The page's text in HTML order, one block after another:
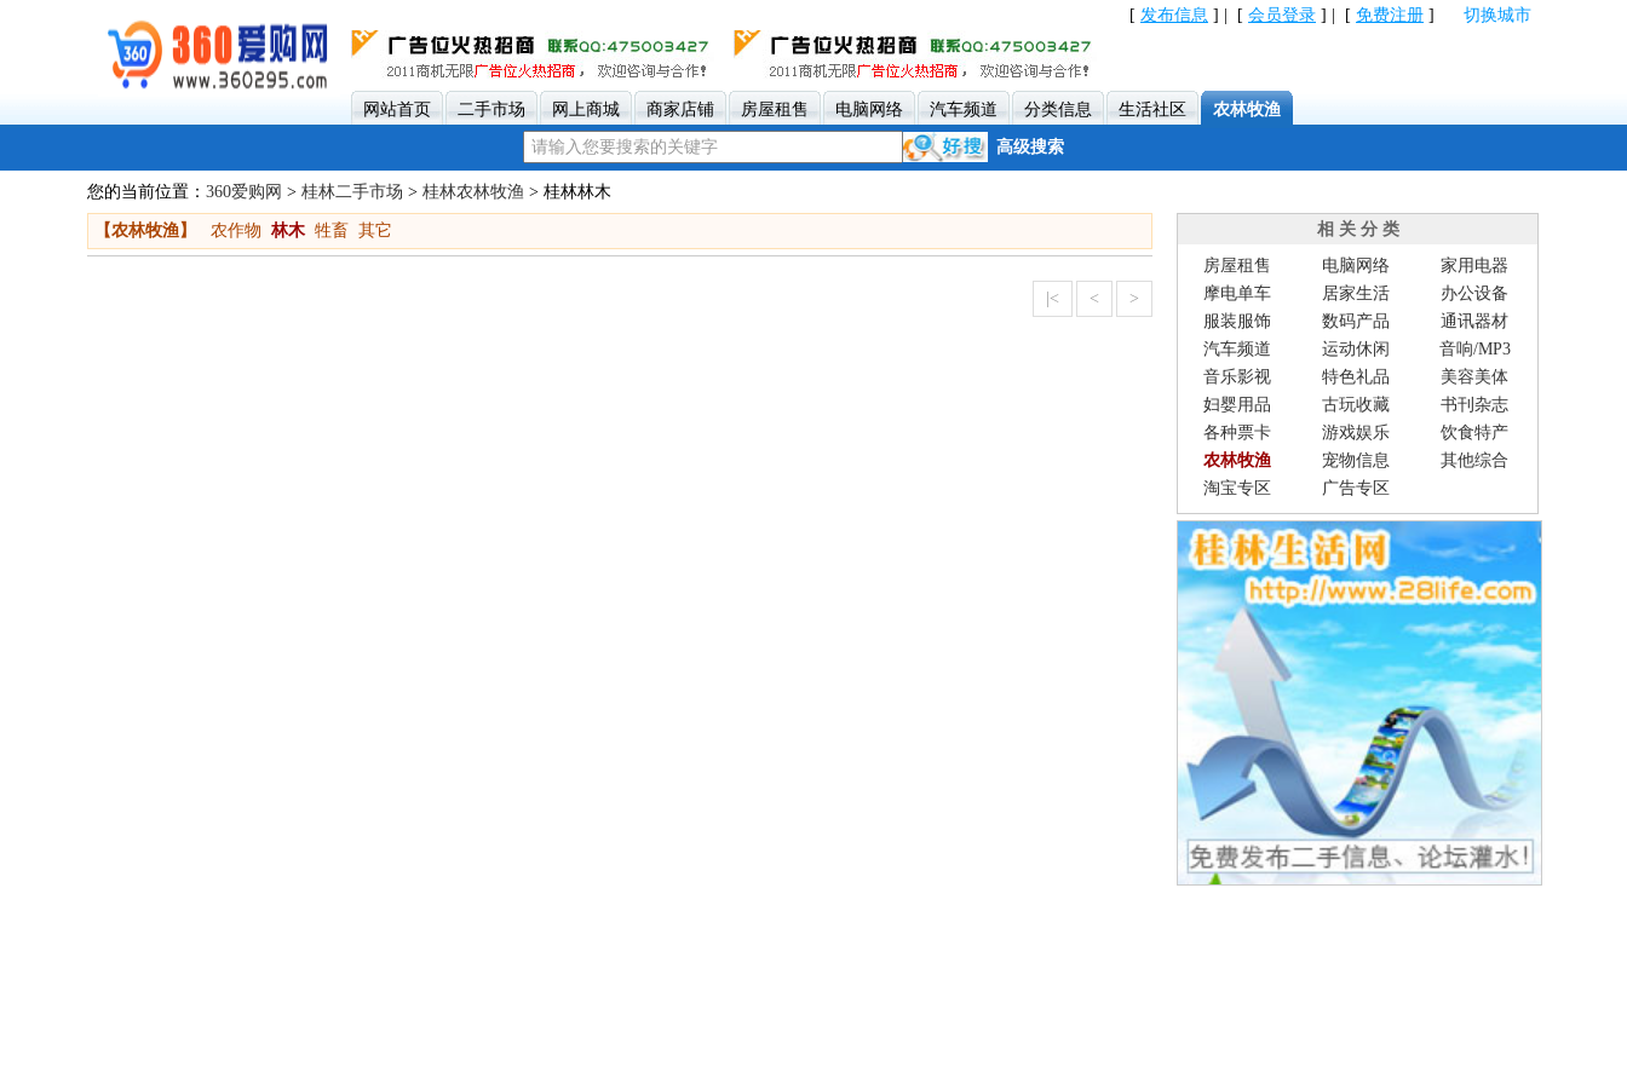
[ 发布信息 ] | [ 会员登录 ] | [ 免费注册 ] 切换城市
网站首页 二手市场 网上商城 商家店铺 房屋租售 电脑网络 汽车频道 分类信息 生活社区 农林牧渔
高级搜索
您的当前位置： 360爱购网 > 桂林二手市场 > 桂林农林牧渔 > 桂林林木
【农林牧渔】 农作物 林木 牲畜 其它
|< < >
相 关 分 类
房屋租售
电脑网络
家用电器
摩电单车
居家生活
办公设备
服装服饰
数码产品
通讯器材
汽车频道
运动休闲
音响/MP3
音乐影视
特色礼品
美容美体
妇婴用品
古玩收藏
书刊杂志
各种票卡
游戏娱乐
饮食特产
农林牧渔
宠物信息
其他综合
淘宝专区
广告专区